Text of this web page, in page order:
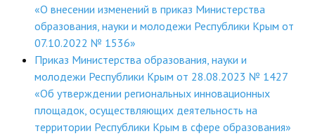
«О внесении изменений в приказ Министерства
образования, науки и молодежи Республики Крым от
07.10.2022 № 1536»
Приказ Министерства образования, науки и
молодежи Республики Крым от 28.08.2023 № 1427
«Об утверждении региональных инновационных
площадок, осуществляющих деятельность на
территории Республики Крым в сфере образования»